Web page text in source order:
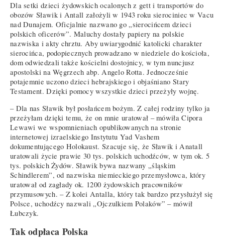
Dla setki dzieci żydowskich ocalonych z gett i transportów do
obozów Sławik i Antall założyli w 1943 roku sierociniec w Vacu
nad Dunajem. Oficjalnie nazwano go „sierocińcem dzieci
polskich oficerów”. Maluchy dostały papiery na polskie
nazwiska i akty chrztu. Aby uwiarygodnić katolicki charakter
sierocińca, podopiecznych prowadzano w niedziele do kościoła,
dom odwiedzali także kościelni dostojnicy, w tym nuncjusz
apostolski na Węgrzech abp. Angelo Rotta. Jednocześnie
potajemnie uczono dzieci hebrajskiego i objaśniano Stary
Testament. Dzięki pomocy wszystkie dzieci przeżyły wojnę.
– Dla nas Sławik był posłańcem bożym. Z całej rodziny tylko ja
przeżyłam dzięki temu, że on mnie uratował – mówiła Cipora
Lewawi we wspomnieniach opublikowanych na stronie
internetowej izraelskiego Instytutu Yad Vashem
dokumentującego Holokaust. Szacuje się, że Sławik i Anatall
uratowali życie prawie 30 tys. polskich uchodźców, w tym ok. 5
tys. polskich Żydów. Sławik bywa nazwany „śląskim
Schindlerem”, od nazwiska niemieckiego przemysłowca, który
uratował od zagłady ok. 1200 żydowskich pracowników
przymusowych. – Z kolei Antalla, który tak bardzo przysłużył się
Polsce, uchodźcy nazwali „Ojczulkiem Polaków” – mówił
Łubczyk.
Tak odpłaca Polska